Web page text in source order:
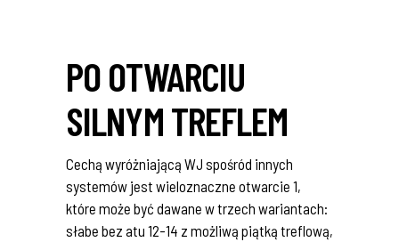
PO OTWARCIU
SILNYM TREFLEM
Cechą wyróżniającą WJ spośród innych
systemów jest wieloznaczne otwarcie 1,
które może być dawane w trzech wariantach:
słabe bez atu 12-14 z możliwą piątką treflową,